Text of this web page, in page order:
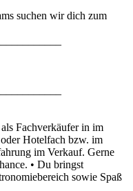
suchen wir dich zum
Fachverkäufer in im
Hotelfach bzw. im
im Verkauf. Gerne
• Du bringst
sowie Spaß